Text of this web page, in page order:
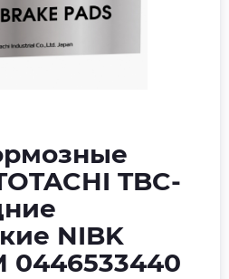
TBC-
NIBK
0446533440